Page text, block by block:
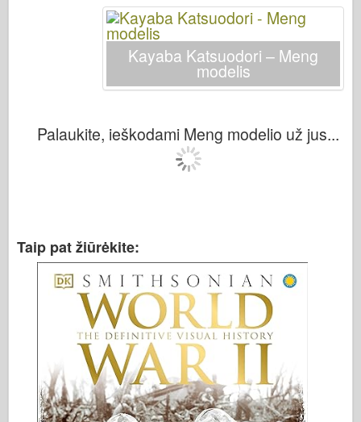
Kayaba Katsuodori – Meng
modelis
Palaukite, ieškodami Meng modelio už jus...
Taip pat žiūrėkite: